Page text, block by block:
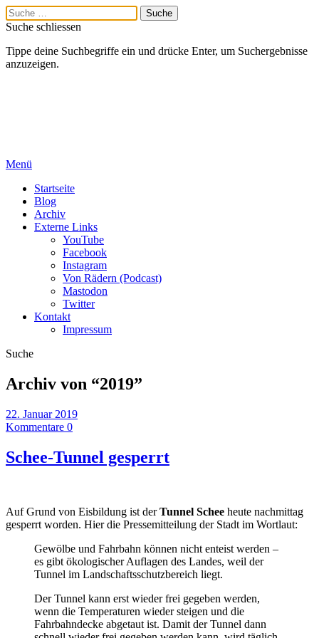
Suche schliessen
Tippe deine Suchbegriffe ein und drücke Enter, um Suchergebnisse
anzuzeigen.
Menü
Startseite
Blog
Archiv
Externe Links
YouTube
Facebook
Instagram
Von Rädern (Podcast)
Mastodon
Twitter
Kontakt
Impressum
Suche
Archiv von “2019”
22. Januar 2019
Kommentare 0
Schee-Tunnel gesperrt
Auf Grund von Eisbildung ist derTunnel Schee heute nachmittag
gesperrt worden. Hier die Pressemitteilung der Stadt im Wortlaut:
Gewölbe und Fahrbahn können nicht enteist werden –
es gibt ökologischer Auflagen des Landes, weil der
Tunnel im Landschaftsschutzbereich liegt.
Der Tunnel kann erst wieder frei gegeben werden,
wenn die Temperaturen wieder steigen und die
Fahrbahndecke abgetaut ist. Damit der Tunnel dann